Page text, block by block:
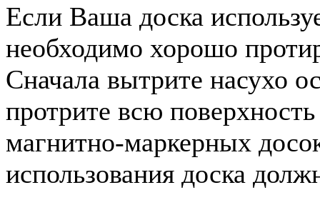
Если Ваша доска
необходимо хорошо
Сначала вытрите насухо
протрите всю
магнитно-маркерных
использования доска